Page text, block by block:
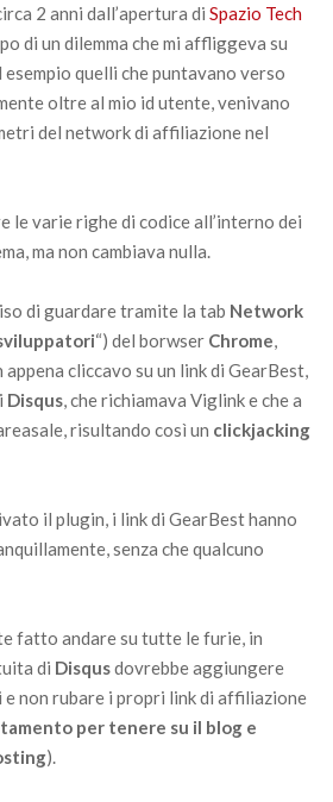
2 anni dall’apertura di Spazio Tech
di un dilemma che mi affliggeva su
esempio quelli che puntavano verso
oltre al mio id utente, venivano
del network di affiliazione nel
le varie righe di codice all’interno dei
ma non cambiava nulla.
di guardare tramite la tab Network
“) del borwser Chrome,
cliccavo su un link di GearBest,
Disqus, che richiamava Viglink e che a
risultando così un clickjacking
il plugin, i link di GearBest hanno
senza che qualcuno
fatto andare su tutte le furie, in
di Disqusdovrebbe aggiungere
e non rubare i propri link di affiliazione
per tenere su il blog e
).